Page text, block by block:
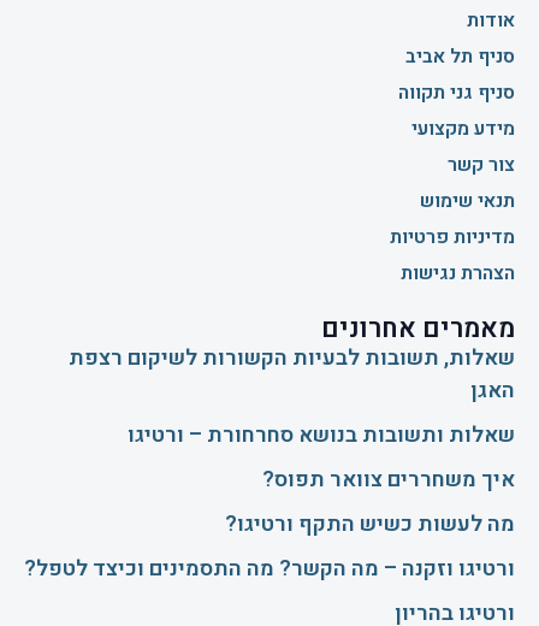
אודות
סניף תל אביב
סניף גני תקווה
מידע מקצועי
צור קשר
תנאי שימוש
מדיניות פרטיות
הצהרת נגישות
מאמרים אחרונים
שאלות, תשובות לבעיות הקשורות לשיקום רצפת
האגן
שאלות ותשובות בנושא סחרחורת – ורטיגו
איך משחררים צוואר תפוס?
​מה לעשות כשיש התקף ורטיגו?
ורטיגו וזקנה – מה הקשר? מה התסמינים וכיצד לטפל?
ורטיגו בהריון